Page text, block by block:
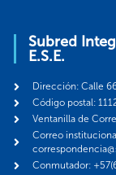
Subred
E.S.E.
Dirección: Calle
Código postal:
Ventanilla de
Correo
Conmutador: